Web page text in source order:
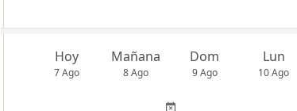
Hoy
7 Ago
Mañana
8 Ago
Dom
9 Ago
Lun
10 Ago